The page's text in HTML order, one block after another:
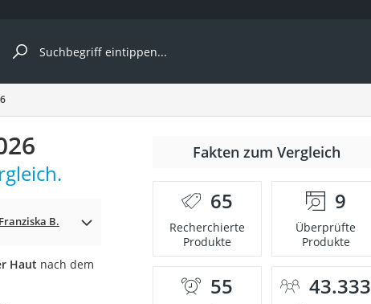
Kategorie
Franziska B.
Haut nach dem
Fakten zum Vergleich
65
Recherchierte
Produkte
9
Überprüfte
Produkte
55 43.333